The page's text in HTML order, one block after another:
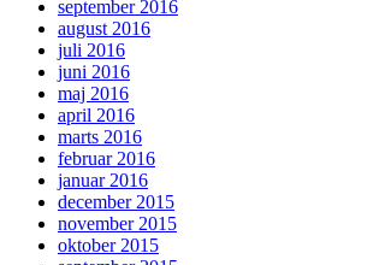
september 2016
august 2016
juli 2016
juni 2016
maj 2016
april 2016
marts 2016
februar 2016
januar 2016
december 2015
november 2015
oktober 2015